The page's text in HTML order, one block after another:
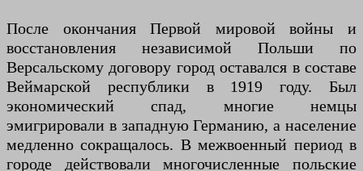
После окончания Первой мировой войны и
восстановления независимой Польши по
Версальскому договору город оставался в составе
Веймарской республики в 1919 году. Был
экономический спад, многие немцы
эмигрировали в западную Германию, а население
медленно сокращалось. В межвоенный период в
городе действовали многочисленные польские